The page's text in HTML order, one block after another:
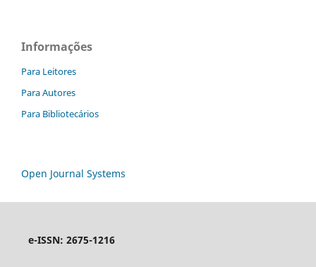
Informações
Para Leitores
Para Autores
Para Bibliotecários
Open Journal Systems
e-ISSN: 2675-1216